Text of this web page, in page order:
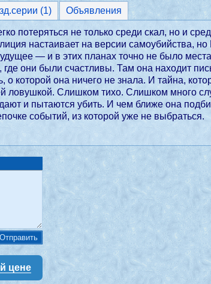
(1) Объявления
потеряться не только среди скал, но и
настаивает на версии самоубийства, но
— и в этих планах точно не было
где они были счастливы. Там она находит
которой она ничего не знала. И тайна,
ловушкой. Слишком тихо. Слишком много
и пытаются убить. И чем ближе она
событий, из которой уже не выбраться.
цене